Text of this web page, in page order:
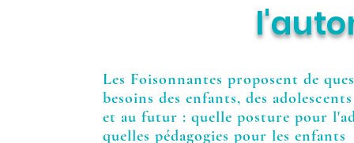
Les Foisonnantes proposent de
besoins des enfants, des
et au futur : quelle posture pour
quelles pédagogies pour les enfants